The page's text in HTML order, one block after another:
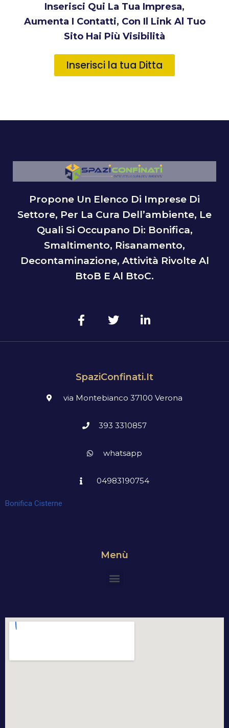
Inserisci Qui La Tua Impresa,
Aumenta I Contatti, Con Il Link Al Tuo
Sito Hai Più Visibilità
Inserisci la tua Ditta
Propone Un Elenco Di Imprese Di
Settore, Per La Cura Dell’ambiente, Le
Quali Si Occupano Di: Bonifica,
Smaltimento, Risanamento,
Decontaminazione, Attività Rivolte Al
BtoB E Al BtoC.
SpaziConfinati.it
via Montebianco 37100 Verona
393 3310857
whatsapp
04983190754
Bonifica Cisterne
Menù